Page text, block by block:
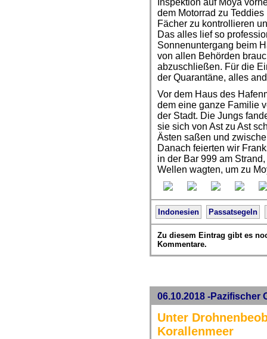
Inspektion auf Moya
dem Motorrad zu
Fächer zu kontrollieren
Das alles lief so
Sonnenuntergang beim
von allen Behörden
abzuschließen. Für die
der Quarantäne, alles
Vor dem Haus des
dem eine ganze Familie
der Stadt. Die Jungs
sie sich von Ast zu Ast
Ästen saßen und
Danach feierten wir
in der Bar 999 am
Wellen wagten, um zu
Indonesien Passatsegeln
Zu diesem Eintrag gibt es
Kommentare.
06.10.2018 -Pazifischer
Unter
Korallenmeer